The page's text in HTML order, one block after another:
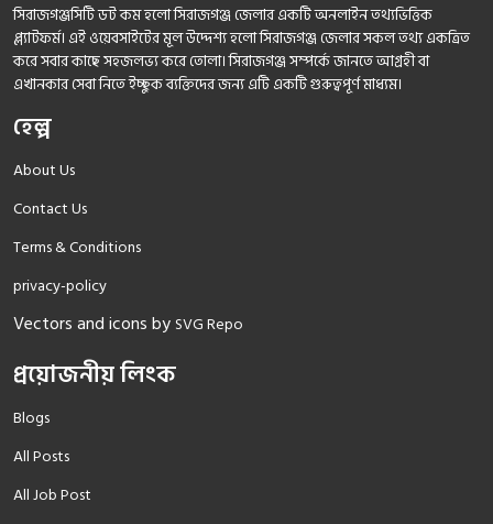
সিরাজগঞ্জসিটি ডট কম হলো সিরাজগঞ্জ জেলার একটি অনলাইন তথ্যভিত্তিক
প্ল্যাটফর্ম। এই ওয়েবসাইটের মূল উদ্দেশ্য হলো সিরাজগঞ্জ জেলার সকল তথ্য একত্রিত
করে সবার কাছে সহজলভ্য করে তোলা। সিরাজগঞ্জ সম্পর্কে জানতে আগ্রহী বা
এখানকার সেবা নিতে ইচ্ছুক ব্যক্তিদের জন্য এটি একটি গুরুত্বপূর্ণ মাধ্যম।
হেল্প
About Us
Contact Us
Terms & Conditions
privacy-policy
Vectors and icons by SVG Repo
প্রয়োজনীয় লিংক
Blogs
All Posts
All Job Post